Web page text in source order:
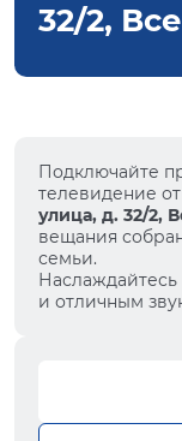
32/2,
Подключайте
телевидение
улица, д. 32/2,
вещания
семьи.
и отличным